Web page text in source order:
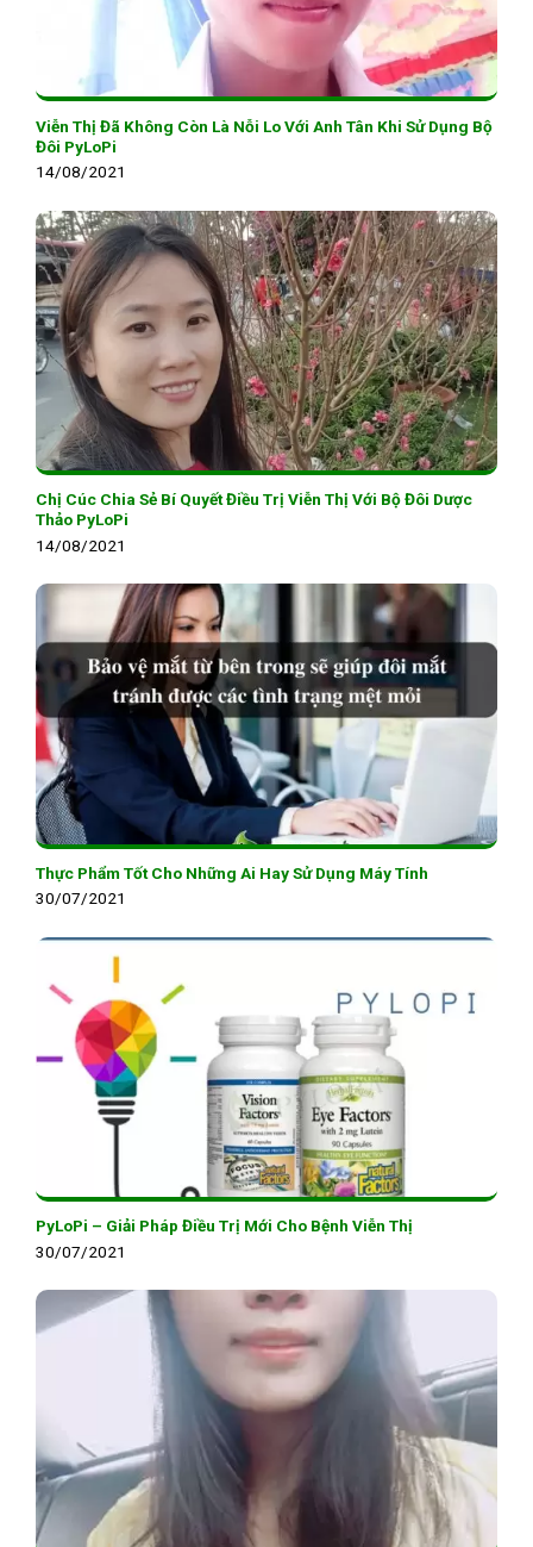
Viễn Thị Đã Không Còn Là Nỗi Lo Với Anh Tân Khi Sử Dụng Bộ
Đôi PyLoPi
14/08/2021
Chị Cúc Chia Sẻ Bí Quyết Điều Trị Viễn Thị Với Bộ Đôi Dược
Thảo PyLoPi
14/08/2021
Thực Phẩm Tốt Cho Những Ai Hay Sử Dụng Máy Tính
30/07/2021
PyLoPi – Giải Pháp Điều Trị Mới Cho Bệnh Viễn Thị
30/07/2021